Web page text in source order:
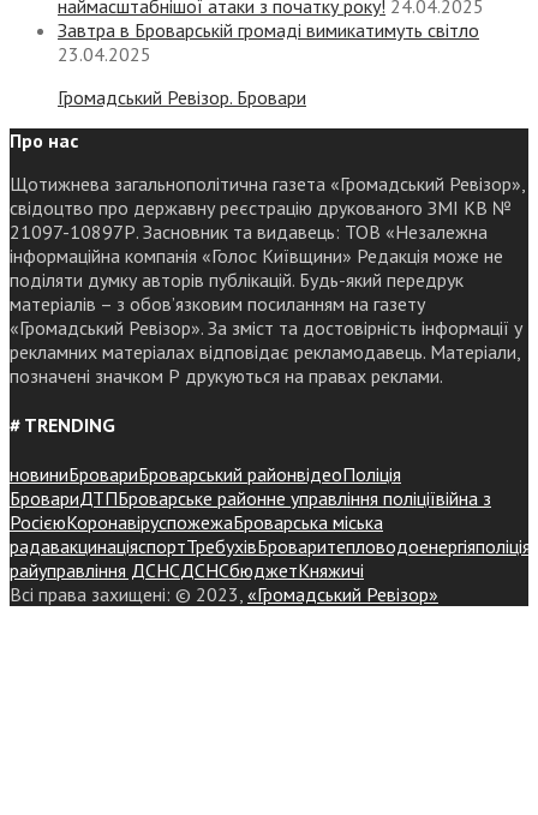
наймасштабнішої атаки з початку року! 24.04.2025
Завтра в Броварській громаді вимикатимуть світло
23.04.2025
Громадський Ревізор. Бровари
Про нас
Щотижнева загальнополітична газета «Громадський Ревізор»,
свідоцтво про державну реєстрацію друкованого ЗМІ КВ №
21097-10897Р. Засновник та видавець: ТОВ «Незалежна
інформаційна компанія «Голос Київщини» Редакція може не
поділяти думку авторів публікацій. Будь-який передрук
матеріалів – з обов’язковим посиланням на газету
«Громадський Ревізор». За зміст та достовірність інформації у
рекламних матеріалах відповідає рекламодавець. Матеріали,
позначені значком Р друкуються на правах реклами.
# TRENDING
новиниБровариБроварський районвідеоПоліція
БровариДТПБроварське районне управління поліціївійна з
РосієюКоронавіруспожежаБроварська міська
радавакцинаціяспортТребухівБроваритепловодоенергіяполіція
райуправління ДСНСДСНСбюджетКняжичі
Всі права захищені: © 2023, «Громадський Ревізор»